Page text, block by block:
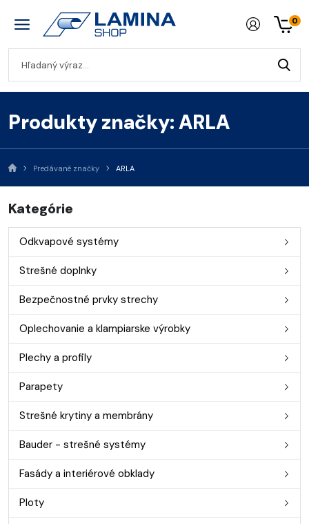
0
Produkty značky: ARLA
Predávané značky ARLA
Kategórie
Odkvapové systémy
Strešné doplnky
Bezpečnostné prvky strechy
Oplechovanie a klampiarske výrobky
Plechy a profily
Parapety
Strešné krytiny a membrány
Bauder - strešné systémy
Fasády a interiérové obklady
Ploty